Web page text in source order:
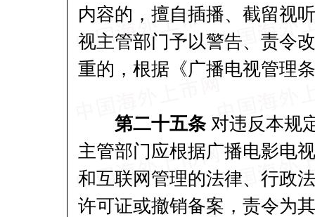
内容的，擅自插播、截留视
视主管部门予以警告、责令
重的，根据《广播电视管理
第二十五条对违反本规
主管部门应根据广播电影电
和互联网管理的法律、行政
许可证或撤销备案，责令为